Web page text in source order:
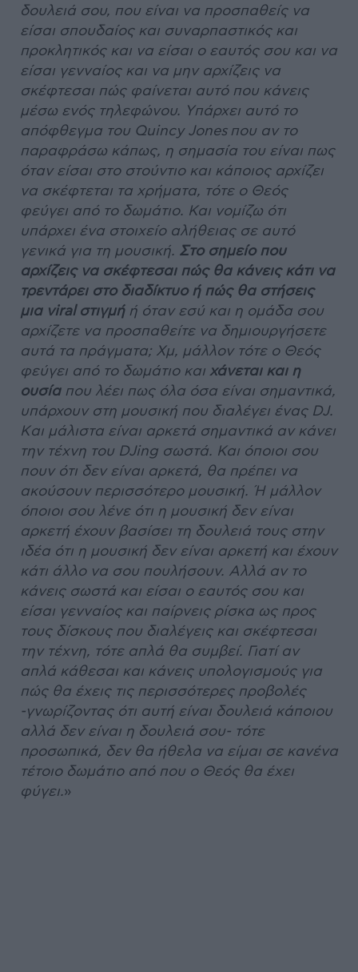
δουλειά σου, που είναι να προσπαθείς να
είσαι σπουδαίος και συναρπαστικός και
προκλητικός και να είσαι ο εαυτός σου και να
είσαι γενναίος και να μην αρχίζεις να
σκέφτεσαι πώς φαίνεται αυτό που κάνεις
μέσω ενός τηλεφώνου. Yπάρχει αυτό το
απόφθεγμα του Quincy Jones που αν το
παραφράσω κάπως, η σημασία του είναι πως
όταν είσαι στο στούντιο και κάποιος αρχίζει
να σκέφτεται τα χρήματα, τότε ο Θεός
φεύγει από το δωμάτιο. Και νομίζω ότι
υπάρχει ένα στοιχείο αλήθειας σε αυτό
γενικά για τη μουσική. Στο σημείο που
αρχίζεις να σκέφτεσαι πώς θα κάνεις κάτι να
τρεντάρει στο διαδίκτυο ή πώς θα στήσεις
μια viral στιγμήή όταν εσύ και η ομάδα σου
αρχίζετε να προσπαθείτε να δημιουργήσετε
αυτά τα πράγματα; Χμ, μάλλον τότε ο Θεός
φεύγει από το δωμάτιο και χάνεται και η
ουσίαπου λέει πως όλα όσα είναι σημαντικά,
υπάρχουν στη μουσική που διαλέγει ένας DJ.
Kαι μάλιστα είναι αρκετά σημαντικά αν κάνει
την τέχνη του DJing σωστά. Και όποιοι σου
πουν ότι δεν είναι αρκετά, θα πρέπει να
ακούσουν περισσότερο μουσική. Ή μάλλον
όποιοι σου λένε ότι η μουσική δεν είναι
αρκετή έχουν βασίσει τη δουλειά τους στην
ιδέα ότι η μουσική δεν είναι αρκετή και έχουν
κάτι άλλο να σου πουλήσουν. Αλλά αν το
κάνεις σωστά και είσαι ο εαυτός σου και
είσαι γενναίος και παίρνεις ρίσκα ως προς
τους δίσκους που διαλέγεις και σκέφτεσαι
την τέχνη, τότε απλά θα συμβεί. Γιατί αν
απλά κάθεσαι και κάνεις υπολογισμούς για
πώς θα έχεις τις περισσότερες προβολές
-γνωρίζοντας ότι αυτή είναι δουλειά κάποιου
αλλά δεν είναι η δουλειά σου- τότε
προσωπικά, δεν θα ήθελα να είμαι σε κανένα
τέτοιο δωμάτιο από που ο Θεός θα έχει
φύγει.»